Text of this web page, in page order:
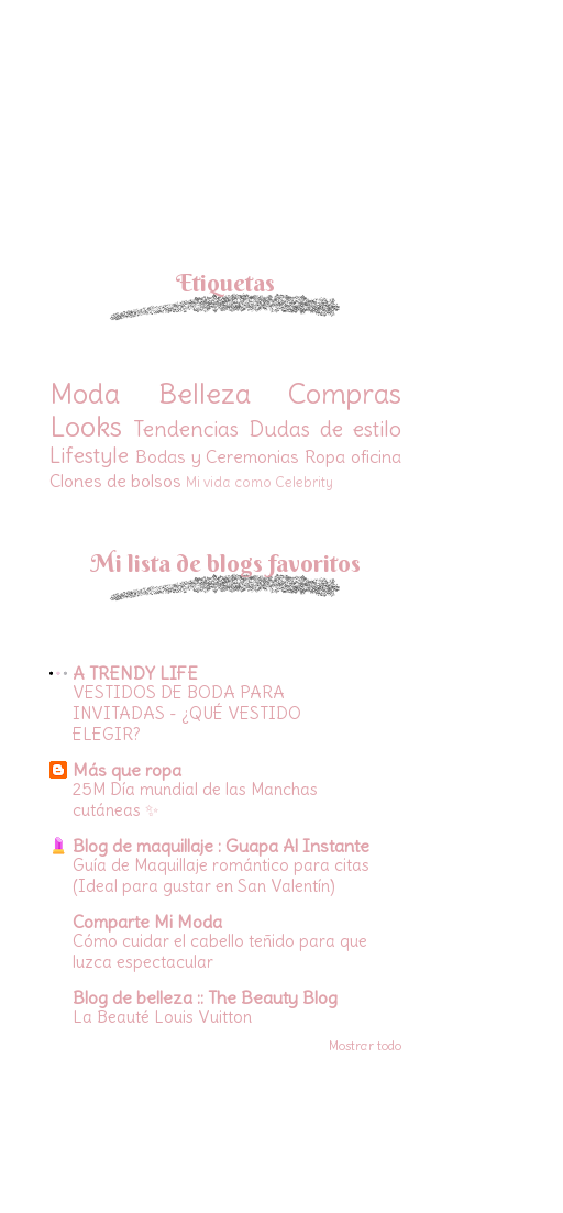
Etiquetas
Moda Belleza
Compras
Looks Tendencias Dudas de estilo
Lifestyle Bodas y Ceremonias Ropa oficina
Clones de bolsos Mi vida como Celebrity
Mi lista de blogs favoritos
A TRENDY LIFE
VESTIDOS DE BODA PARA
INVITADAS - ¿QUÉ VESTIDO
ELEGIR?
Más que ropa
25M Día mundial de las Manchas
cutáneas ✨
Blog de maquillaje : Guapa Al Instante
Guía de Maquillaje romántico para citas
(Ideal para gustar en San Valentín)
Comparte Mi Moda
Cómo cuidar el cabello teñido para que
luzca espectacular
Blog de belleza :: The Beauty Blog
La Beauté Louis Vuitton
Mostrar todo